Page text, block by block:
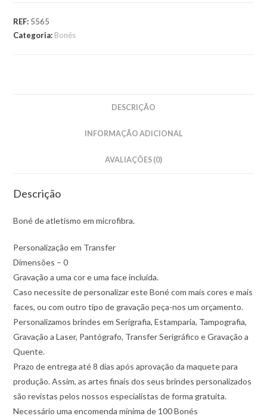
atletismo
REF: 5565
Categoria: Bonés
DESCRIÇÃO
INFORMAÇÃO ADICIONAL
AVALIAÇÕES (0)
Descrição
Boné de atletismo em microfibra.
Personalização em Transfer
Dimensões – 0
Gravação a uma cor e uma face incluída.
Caso necessite de personalizar este Boné com mais cores e mais
faces, ou com outro tipo de gravação peça-nos um orçamento.
Personalizamos brindes em Serigrafia, Estamparia, Tampografia,
Gravação a Laser, Pantógrafo, Transfer Serigráfico e Gravação a
Quente.
Prazo de entrega até 8 dias após aprovação da maquete para
produção. Assim, as artes finais dos seus brindes personalizados
são revistas pelos nossos especialistas de forma gratuita.
Necessário uma encomenda mínima de 100 Bonés